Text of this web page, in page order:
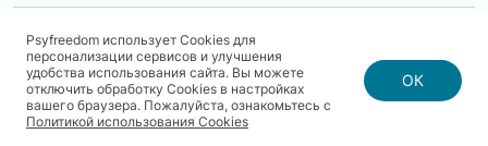
Пользовательское соглашениеПолитика конфиденциальности
Договор-оферта для партнеров и образовательных учреждений
Договор-оферта для специалистов
Карта сайта
Согласие на обработку, хранение и передачу персональных данных
РеквизитыПолитика использования cookies
Договор-оферта с КлиентомПолитика безопасности платежей
Psyfreedom использует Cookies для
персонализации сервисов и улучшения
удобства использования сайта. Вы можете
отключить обработку Cookies в настройках
вашего браузера. Пожалуйста, ознакомьтесь с
Политикой использования Cookies
ОК